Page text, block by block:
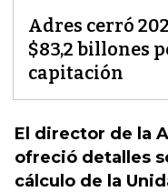
Adres cerró
$83,2 billones
capitación
El director de la
ofreció detalles
cálculo de la